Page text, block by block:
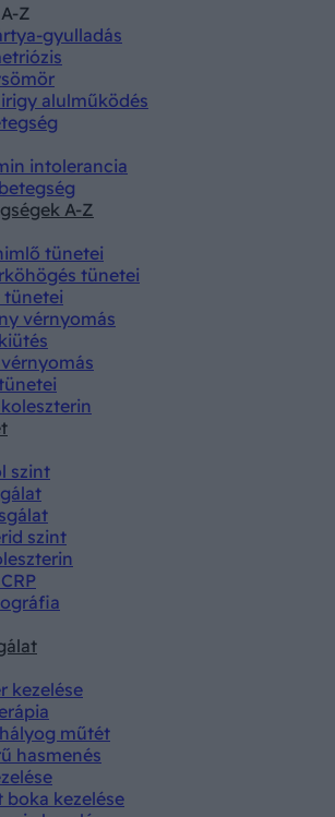
Z
gyulladás
alulműködés
intolerancia
A-Z
tünetei
tünetei
tünetei
vérnyomás
szint
szint
kezelése
műtét
hasmenés
boka kezelése